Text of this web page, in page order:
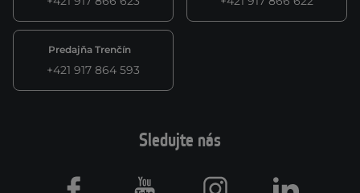
Predajňa Trenčín
+421 917 864 593
Sledujte nás